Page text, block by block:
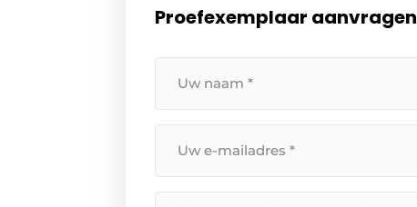
Proefexemplaar aanvragen
naam
*
mailadres